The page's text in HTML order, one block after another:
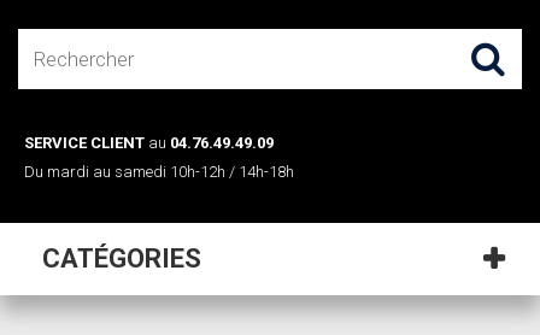
SERVICE CLIENT au 04.76.49.49.09
Du mardi au samedi 10h-12h / 14h-18h
CATÉGORIES